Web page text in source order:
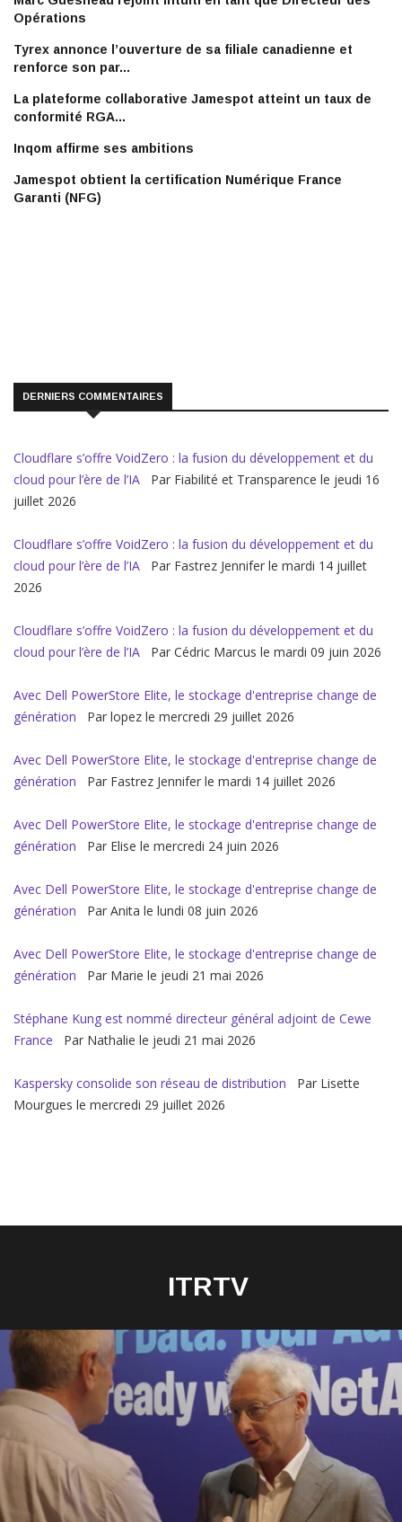
Opérations
Tyrex annonce l’ouverture de sa filiale canadienne et
renforce son par...
La plateforme collaborative Jamespot atteint un taux de
conformité RGA...
Inqom affirme ses ambitions
Jamespot obtient la certification Numérique France
Garanti (NFG)
DERNIERS COMMENTAIRES
Cloudflare s’offre VoidZero : la fusion du développement et du
cloud pour l’ère de l’IA
Par Fiabilité et Transparence le jeudi 16
juillet 2026
Cloudflare s’offre VoidZero : la fusion du développement et du
cloud pour l’ère de l’IA
Par Fastrez Jennifer le mardi 14 juillet
2026
Cloudflare s’offre VoidZero : la fusion du développement et du
cloud pour l’ère de l’IA
Par Cédric Marcus le mardi 09 juin 2026
Avec Dell PowerStore Elite, le stockage d'entreprise change de
génération
Par lopez le mercredi 29 juillet 2026
Avec Dell PowerStore Elite, le stockage d'entreprise change de
génération
Par Fastrez Jennifer le mardi 14 juillet 2026
Avec Dell PowerStore Elite, le stockage d'entreprise change de
génération
Par Elise le mercredi 24 juin 2026
Avec Dell PowerStore Elite, le stockage d'entreprise change de
génération
Par Anita le lundi 08 juin 2026
Avec Dell PowerStore Elite, le stockage d'entreprise change de
génération
Par Marie le jeudi 21 mai 2026
Stéphane Kung est nommé directeur général adjoint de Cewe
France
Par Nathalie le jeudi 21 mai 2026
Kaspersky consolide son réseau de distribution
Par Lisette
Mourgues le mercredi 29 juillet 2026
ITRTV